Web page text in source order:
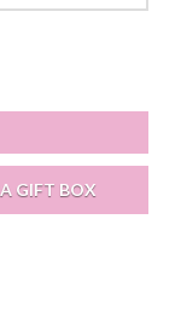
GIFT BOX